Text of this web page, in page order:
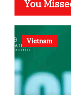
You
Vietnam